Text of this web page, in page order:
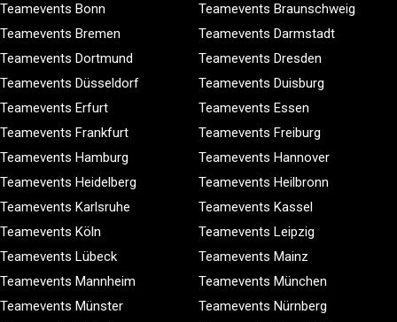
Teamevents Bonn
Teamevents Braunschweig
Teamevents Bremen
Teamevents Darmstadt
Teamevents Dortmund
Teamevents Dresden
Teamevents Düsseldorf
Teamevents Duisburg
Teamevents Erfurt
Teamevents Essen
Teamevents Frankfurt
Teamevents Freiburg
Teamevents Hamburg
Teamevents Hannover
Teamevents Heidelberg
Teamevents Heilbronn
Teamevents Karlsruhe
Teamevents Kassel
Teamevents Köln
Teamevents Leipzig
Teamevents Lübeck
Teamevents Mainz
Teamevents Mannheim
Teamevents München
Teamevents Münster
Teamevents Nürnberg